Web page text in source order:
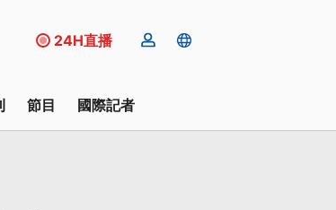
24H直播
節目 國際記者